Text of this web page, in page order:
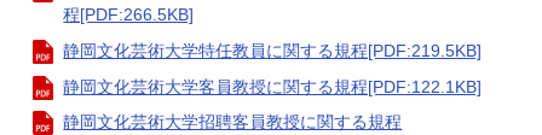
程[PDF:266.5KB]
静岡文化芸術大学特任教員に関する規程[PDF:219.5KB]
静岡文化芸術大学客員教授に関する規程[PDF:122.1KB]
静岡文化芸術大学招聘客員教授に関する規程